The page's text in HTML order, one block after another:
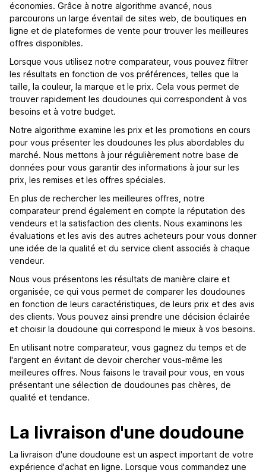
économies. Grâce à notre algorithme avancé, nous
parcourons un large éventail de sites web, de boutiques en
ligne et de plateformes de vente pour trouver les meilleures
offres disponibles.
Lorsque vous utilisez notre comparateur, vous pouvez filtrer
les résultats en fonction de vos préférences, telles que la
taille, la couleur, la marque et le prix. Cela vous permet de
trouver rapidement les doudounes qui correspondent à vos
besoins et à votre budget.
Notre algorithme examine les prix et les promotions en cours
pour vous présenter les doudounes les plus abordables du
marché. Nous mettons à jour régulièrement notre base de
données pour vous garantir des informations à jour sur les
prix, les remises et les offres spéciales.
En plus de rechercher les meilleures offres, notre
comparateur prend également en compte la réputation des
vendeurs et la satisfaction des clients. Nous examinons les
évaluations et les avis des autres acheteurs pour vous donner
une idée de la qualité et du service client associés à chaque
vendeur.
Nous vous présentons les résultats de manière claire et
organisée, ce qui vous permet de comparer les doudounes
en fonction de leurs caractéristiques, de leurs prix et des avis
des clients. Vous pouvez ainsi prendre une décision éclairée
et choisir la doudoune qui correspond le mieux à vos besoins.
En utilisant notre comparateur, vous gagnez du temps et de
l'argent en évitant de devoir chercher vous-même les
meilleures offres. Nous faisons le travail pour vous, en vous
présentant une sélection de doudounes pas chères, de
qualité et tendance.
La livraison d'une doudoune
La livraison d'une doudoune est un aspect important de votre
expérience d'achat en ligne. Lorsque vous commandez une